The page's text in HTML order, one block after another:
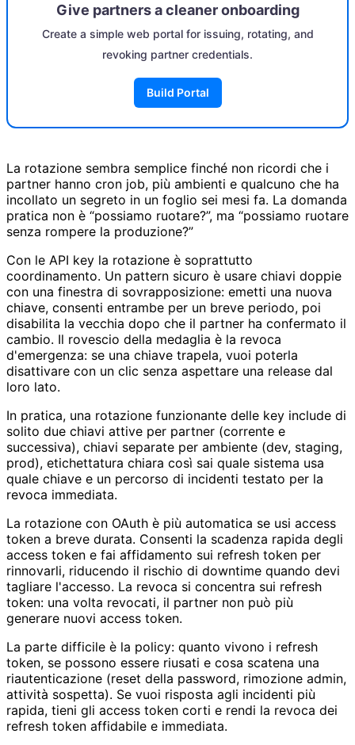
Give partners a cleaner onboarding
Create a simple web portal for issuing, rotating, and
revoking partner credentials.
Build Portal
La rotazione sembra semplice finché non ricordi che i
partner hanno cron job, più ambienti e qualcuno che ha
incollato un segreto in un foglio sei mesi fa. La domanda
pratica non è “possiamo ruotare?”, ma “possiamo ruotare
senza rompere la produzione?”
Con le API key la rotazione è soprattutto
coordinamento. Un pattern sicuro è usare chiavi doppie
con una finestra di sovrapposizione: emetti una nuova
chiave, consenti entrambe per un breve periodo, poi
disabilita la vecchia dopo che il partner ha confermato il
cambio. Il rovescio della medaglia è la revoca
d'emergenza: se una chiave trapela, vuoi poterla
disattivare con un clic senza aspettare una release dal
loro lato.
In pratica, una rotazione funzionante delle key include di
solito due chiavi attive per partner (corrente e
successiva), chiavi separate per ambiente (dev, staging,
prod), etichettatura chiara così sai quale sistema usa
quale chiave e un percorso di incidenti testato per la
revoca immediata.
La rotazione con OAuth è più automatica se usi access
token a breve durata. Consenti la scadenza rapida degli
access token e fai affidamento sui refresh token per
rinnovarli, riducendo il rischio di downtime quando devi
tagliare l'accesso. La revoca si concentra sui refresh
token: una volta revocati, il partner non può più
generare nuovi access token.
La parte difficile è la policy: quanto vivono i refresh
token, se possono essere riusati e cosa scatena una
riautenticazione (reset della password, rimozione admin,
attività sospetta). Se vuoi risposta agli incidenti più
rapida, tieni gli access token corti e rendi la revoca dei
refresh token affidabile e immediata.